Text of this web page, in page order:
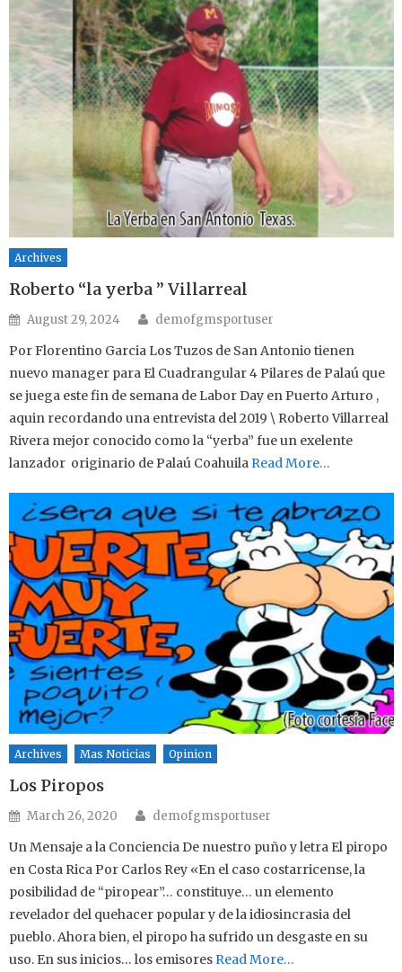
Archives
Roberto “la yerba ” Villarreal
Posted on
August 29, 2024 Author
demofgmsportuser
Por Florentino Garcia Los Tuzos de San Antonio tienen
nuevo manager para El Cuadrangular 4 Pilares de Palaú que
se juega este fin de semana de Labor Day en Puerto Arturo ,
aquin recordando una entrevista del 2019 \ Roberto Villarreal
Rivera mejor conocido como la “yerba” fue un exelente
lanzador originario de Palaú Coahuila Read More…
Archives Mas Noticias Opinion
Los Piropos
Posted on
March 26, 2020 Author
demofgmsportuser
Un Mensaje a la Conciencia De nuestro puño y letra El piropo
en Costa Rica Por Carlos Rey «En el caso costarricense, la
posibilidad de “piropear”… constituye… un elemento
revelador del quehacer popular y de la idiosincrasia del
pueblo. Ahora bien, el piropo ha sufrido un desgaste en su
uso. En sus inicios… los emisores Read More…